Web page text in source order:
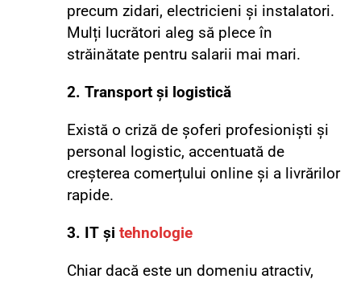
precum zidari, electricieni și instalatori.
Mulți lucrători aleg să plece în
străinătate pentru salarii mai mari.
2. Transport și logistică
Există o criză de șoferi profesioniști și
personal logistic, accentuată de
creșterea comerțului online și a livrărilor
rapide.
3. IT șitehnologie
Chiar dacă este un domeniu atractiv,